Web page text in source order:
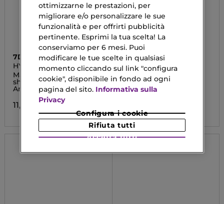
7DAYS
HYALURONIC
Massaggiatore Viso V-
shaping - Concentrato
Antirughe
11,90 €
A'PIEU
JUICY PANG WATER
BLUSHER
Blush a Base Acqua
Da 7,34 €
ottimizzarne le prestazioni, per
migliorare e/o personalizzare le sue
funzionalità e per offrirti pubblicità
pertinente. Esprimi la tua scelta! La
conserviamo per 6 mesi. Puoi
modificare le tue scelte in qualsiasi
momento cliccando sul link "configura
cookie", disponibile in fondo ad ogni
pagina del sito. Informativa sulla
Privacy
Configura i cookie
Rifiuta tutti
Accetta tutti